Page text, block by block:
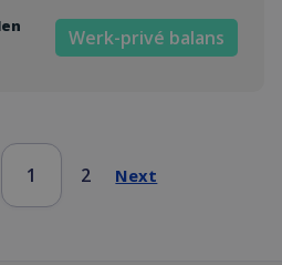
Werk-privé balans
1 2 Next